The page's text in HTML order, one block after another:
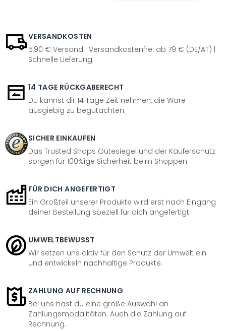
VERSANDKOSTEN
5,90 € Versand | Versandkostenfrei ab 79 € (DE/AT) |
Schnelle Lieferung
14 TAGE RÜCKGABERECHT
Du kannst dir 14 Tage Zeit nehmen, die Ware
ausgiebig zu begutachten.
SICHER EINKAUFEN
Das Trusted Shops Gütesiegel und der Käuferschutz
sorgen für 100%ige Sicherheit beim Shoppen.
FÜR DICH ANGEFERTIGT
Ein Großteil unserer Produkte wird erst nach Eingang
deiner Bestellung speziell für dich angefertigt.
UMWELTBEWUSST
Wir setzen uns aktiv für den Schutz der Umwelt ein
und entwickeln nachhaltige Produkte.
ZAHLUNG AUF RECHNUNG
Bei uns hast du eine große Auswahl an
Zahlungsmodalitäten. Auch die Zahlung auf
Rechnung.